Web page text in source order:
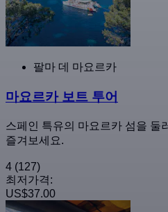
팔마 데 마요르카
마요르카 보트 투어
스페인 특유의 마요르카 섬을 둘
즐겨보세요.
4 (127)
최저가격:
US$37.00